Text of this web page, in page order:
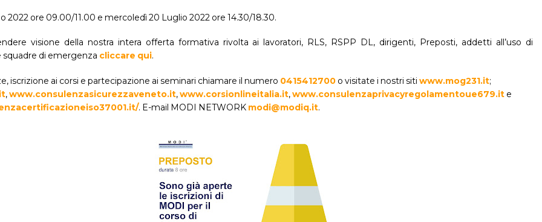
2022 ore 09.00/11.00 e mercoledì 20 Luglio 2022 ore 14.30/18.30.
visione della nostra intera offerta formativa rivolta ai lavoratori, RLS, RSPP DL, dirigenti, Preposti, addetti all’uso di
di emergenza cliccare qui.
iscrizione ai corsi e partecipazione ai seminari chiamare il numero 0415412700 o visitate i nostri siti www.mog231.it;
,www.consulenzasicurezzaveneto.it,www.corsionlineitalia.it,www.consulenzaprivacyregolamentoue679.it e
. E-mail MODI NETWORK modi@modiq.it.